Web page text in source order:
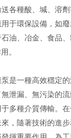
各種酸、堿、溶
于環保設備，如廢
油、冶金、食品
。
一種高效穩定的
泄漏、無污染的
多種介質傳輸。
，隨著技術的進